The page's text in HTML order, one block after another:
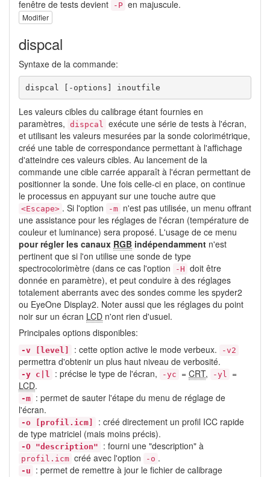
fenêtre de tests devient -P en majuscule.
Modifier
dispcal
Syntaxe de la commande:
dispcal [-options] inoutfile
Les valeurs cibles du calibrage étant fournies en
paramètres, dispcal exécute une série de tests à l'écran,
et utilisant les valeurs mesurées par la sonde colorimétrique,
créé une table de correspondance permettant à l'affichage
d'atteindre ces valeurs cibles. Au lancement de la
commande une cible carrée apparaît à l'écran permettant de
positionner la sonde. Une fois celle-ci en place, on continue
le processus en appuyant sur une touche autre que
<Escape> . Si l'option -m n'est pas utilisée, un menu offrant
une assistance pour les réglages de l'écran (température de
couleur et luminance) sera proposé. L'usage de ce menu
pour régler les canaux RGB indépendamment n'est
pertinent que si l'on utilise une sonde de type
spectrocolorimètre (dans ce cas l'option
-H doit être
donnée en paramètre), et peut conduire à des réglages
totalement aberrants avec des sondes comme les spyder2
ou EyeOne Display2. Noter aussi que les réglages du point
noir sur un écran LCD n'ont rien d'usuel.
Principales options disponibles:
-v [level] : cette option active le mode verbeux. -v2
permettra d'obtenir un plus haut niveau de verbosité.
-y c|l : précise le type de l'écran, -yc = CRT, -yl
=
LCD.
-m : permet de sauter l'étape du menu de réglage de
l'écran.
-o [profil.icm]
: créé directement un profil ICC rapide
de type matriciel (mais moins précis).
-O "description" : fourni une "description" à
profil.icm créé avec l'option -o .
-u : permet de remettre à jour le fichier de calibrage